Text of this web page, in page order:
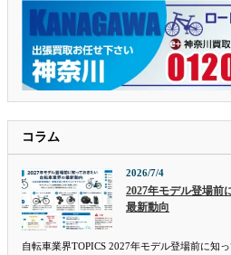
コラム
2026/7/4
2027年モデル登場前
最新動向
自転車業界TOPICS 2027年モデル登場前に知